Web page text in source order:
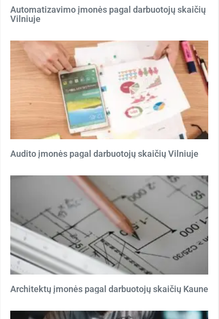
Automatizavimo įmonės pagal darbuotojų skaičių
Vilniuje
Audito įmonės pagal darbuotojų skaičių Vilniuje
Architektų įmonės pagal darbuotojų skaičių Kaune